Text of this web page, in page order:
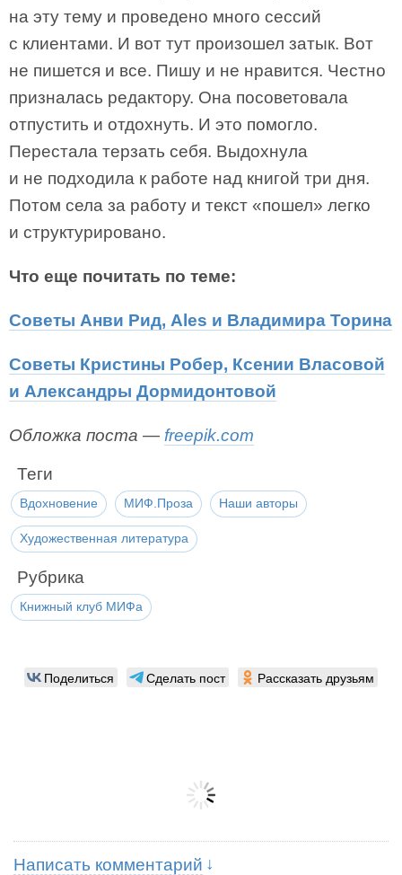
на эту тему и проведено много сессий
с клиентами. И вот тут произошел затык. Вот
не пишется и все. Пишу и не нравится. Честно
призналась редактору. Она посоветовала
отпустить и отдохнуть. И это помогло.
Перестала терзать себя. Выдохнула
и не подходила к работе над книгой три дня.
Потом села за работу и текст «пошел» легко
и структурировано.
Что еще почитать по теме:
Советы Анви Рид, Ales и Владимира Торина
Советы Кристины Робер, Ксении Власовой
и Александры Дормидонтовой
Обложка поста — freepik.com
Теги
Вдохновение МИФ.Проза Наши авторы
Художественная литература
Рубрика
Книжный клуб МИФа
Поделиться Сделать пост Рассказать друзьям
Написать комментарий